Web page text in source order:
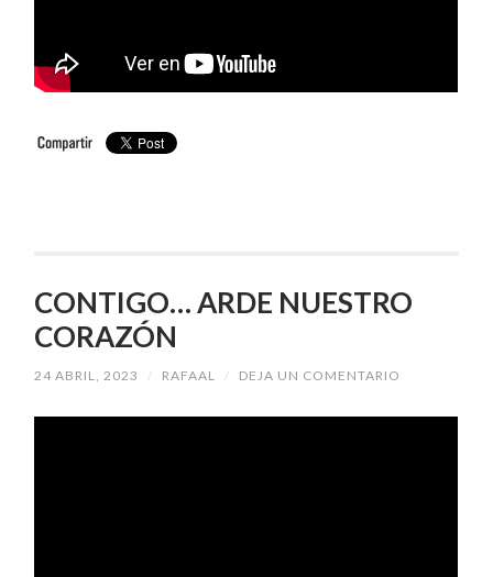
CONTIGO… ARDE NUESTRO
CORAZÓN
24 ABRIL, 2023 / RAFAAL / DEJA UN COMENTARIO